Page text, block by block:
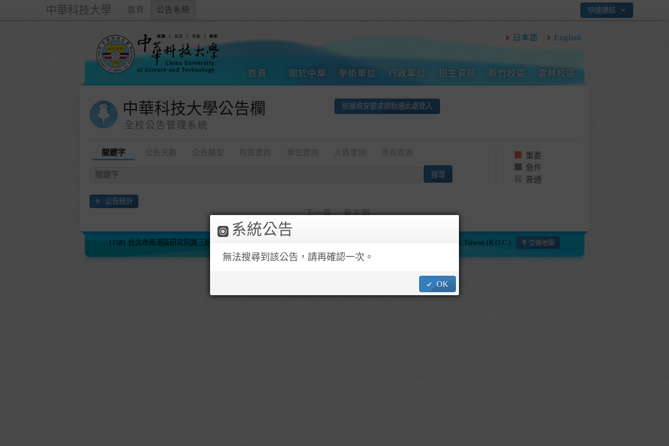
中華科技大學 首頁 公告系統 快速連結
日本語 English
首頁 關於中華 學術單位 行政單位 招生資訊 新竹校區 雲林校區
中華科技大學公告欄
全校公告管理系統
依據資安要求請點選此處登入
關鍵字 公告天數 公告類型 校區查詢 單位查詢 人員查詢 所有查詢
公告統計
下一頁 最末頁
11581 台北市南港區研究院路三段245號 (02)2782-1862 ~4 No.245, Academia Rd. Sec. 3, Nangang Dist., Taipei City 115, Taiwan (R.O.C.) 交通地圖
系統公告
無法搜尋到該公告，請再確認一次。
OK